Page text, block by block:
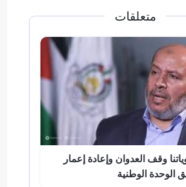
متعلقات
وقف العدوان وإعادة إعمار
الوحدة الوطنية